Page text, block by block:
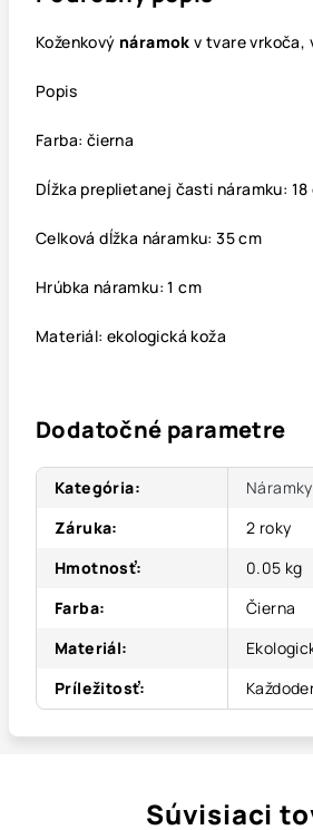
Koženkový náramokv tvare vrkoča,
Popis
Farba: čierna
Dĺžka preplietanej časti náramku: 18
Celková dĺžka náramku: 35 cm
Hrúbka náramku: 1 cm
Materiál: ekologická koža
Dodatočné parametre
Kategória:
Náramky
Záruka:
2 roky
Hmotnosť:
0.05 kg
Farba:
Čierna
Materiál:
Príležitosť:
Súvisiaci